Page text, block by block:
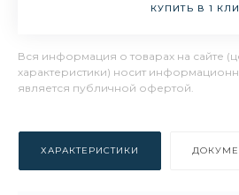
КУПИТЬ В 1
Вся информация о товарах на сайте
характеристики) носит
является публичной офертой.
ХАРАКТЕРИСТИКИ